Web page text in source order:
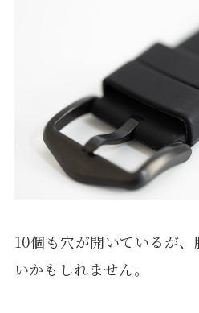
10個も穴が開いているが
いかもしれません。